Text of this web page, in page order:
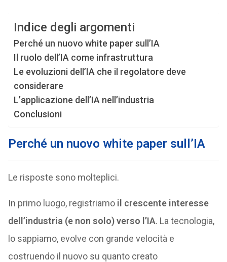
Indice degli argomenti
Perché un nuovo white paper sull’IA
Il ruolo dell’IA come infrastruttura
Le evoluzioni dell’IA che il regolatore deve
considerare
L’applicazione dell’IA nell’industria
Conclusioni
Perché un nuovo white paper sull’IA
Le risposte sono molteplici.
In primo luogo, registriamo il crescente interesse
dell’industria (e non solo) verso l’IA. La tecnologia,
lo sappiamo, evolve con grande velocità e
costruendo il nuovo su quanto creato